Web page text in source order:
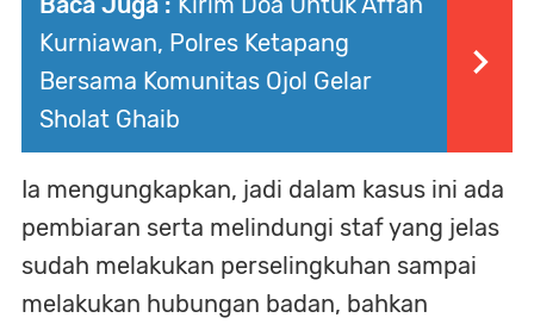
Kurniawan, Polres Ketapang
Bersama Komunitas Ojol Gelar
Sholat Ghaib
Ia mengungkapkan, jadi dalam kasus ini ada
pembiaran serta melindungi staf yang jelas
sudah melakukan perselingkuhan sampai
melakukan hubungan badan, bahkan